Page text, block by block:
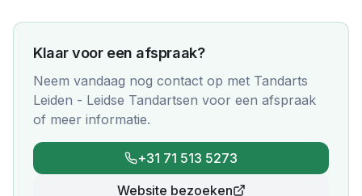
Klaar voor een afspraak?
Neem vandaag nog contact op met Tandarts
Leiden - Leidse Tandartsen voor een afspraak
of meer informatie.
+31 71 513 5273
Website bezoeken